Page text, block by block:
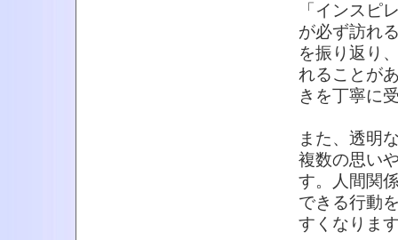
「インスピ
が必ず訪れ
を振り返り
れることが
きを丁寧に
また、透明
複数の思い
す。人間関
できる行動
すくなりま